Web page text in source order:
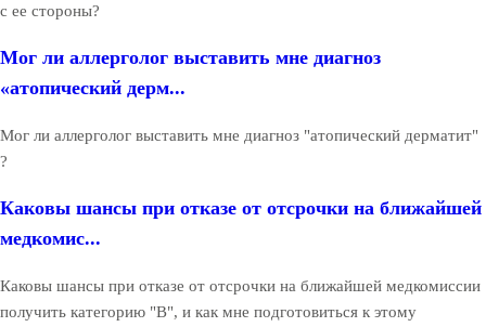
с ее стороны?
Мог ли аллерголог выставить мне диагноз
«атопический дерм...
Мог ли аллерголог выставить мне диагноз "атопический дерматит"
?
Каковы шансы при отказе от отсрочки на ближайшей
медкомис...
Каковы шансы при отказе от отсрочки на ближайшей медкомиссии
получить категорию "В", и как мне подготовиться к этому